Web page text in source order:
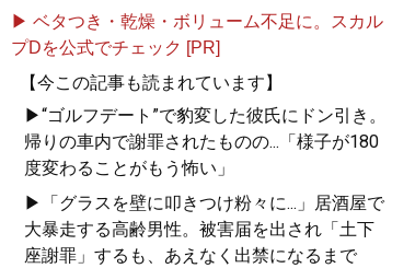
▶ ベタつき・乾燥・ボリューム不足に。スカル
プDを公式でチェック [PR]
【今この記事も読まれています】
▶“ゴルフデート”で豹変した彼氏にドン引き。
帰りの車内で謝罪されたものの...「様子が180
度変わることがもう怖い」
▶「グラスを壁に叩きつけ粉々に...」居酒屋で
大暴走する高齢男性。被害届を出され「土下
座謝罪」するも、あえなく出禁になるまで